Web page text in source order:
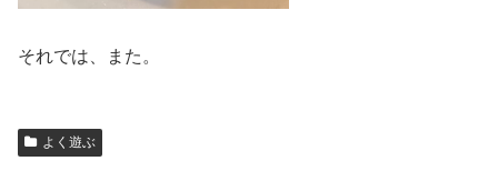
それでは、また。
よく遊ぶ